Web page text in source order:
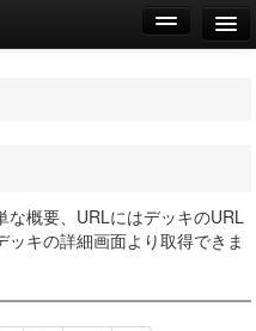
な概要、URLにはデッキのURL
キの詳細画面より取得できま